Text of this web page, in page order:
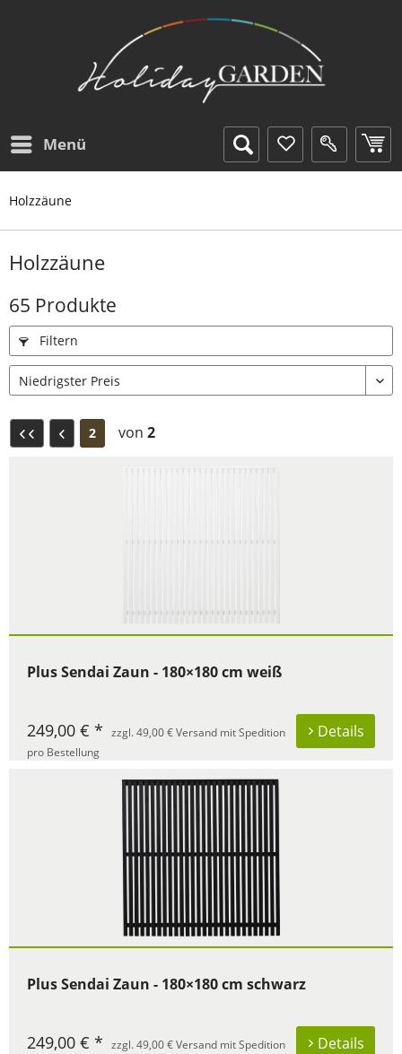
Menü
Holzzäune
Holzzäune
65 Produkte
Filtern
2 von 2
Plus Sendai Zaun - 180×180 cm weiß
Details
249,00 € * zzgl. 49,00 € Versand mit Spedition
pro Bestellung
Plus Sendai Zaun - 180×180 cm schwarz
Details
249,00 € * zzgl. 49,00 € Versand mit Spedition